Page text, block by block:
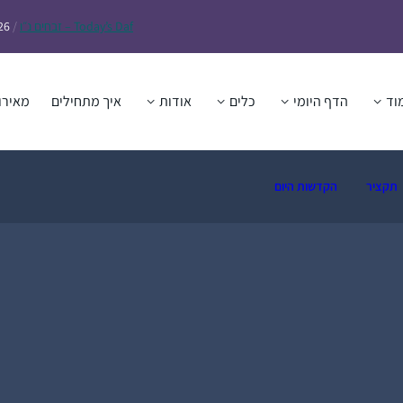
Today’s Daf – זבחים נ״ו /
הדף היומי כלים אודות איך מתחילים
תקציר הקדשות היום